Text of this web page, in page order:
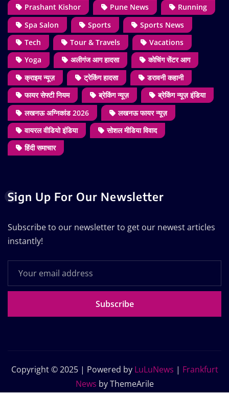
Prashant Kishor
Pune News
Running
Spa Salon
Sports
Sports News
Tech
Tour & Travels
Vacations
Yoga
अलीगंज आग हादसा
कोचिंग सेंटर आग
क्राइम न्यूज़
ट्रेकिंग हादसा
डरावनी कहानी
फायर सेफ्टी नियम
ब्रेकिंग न्यूज़
ब्रेकिंग न्यूज़ इंडिया
लखनऊ अग्निकांड 2026
लखनऊ फायर न्यूज़
वायरल वीडियो इंडिया
सोशल मीडिया विवाद
हिंदी समाचार
Sign Up For Our Newsletter
Subscribe to our newsletter to get our newest articles
instantly!
Subscribe
Copyright © 2025 | Powered by LuLuNews | Frankfurt
News by ThemeArile